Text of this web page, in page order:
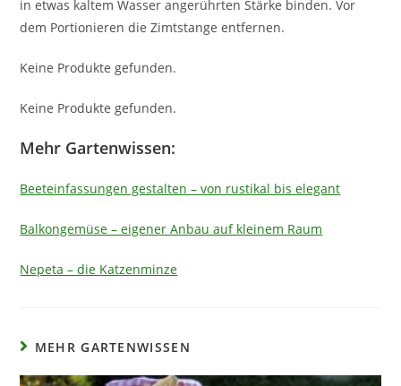
in etwas kaltem Wasser angerührten Stärke binden. Vor
dem Portionieren die Zimtstange entfernen.
Keine Produkte gefunden.
Keine Produkte gefunden.
Mehr Gartenwissen:
Beeteinfassungen gestalten – von rustikal bis elegant
Balkongemüse – eigener Anbau auf kleinem Raum
Nepeta – die Katzenminze
MEHR GARTENWISSEN